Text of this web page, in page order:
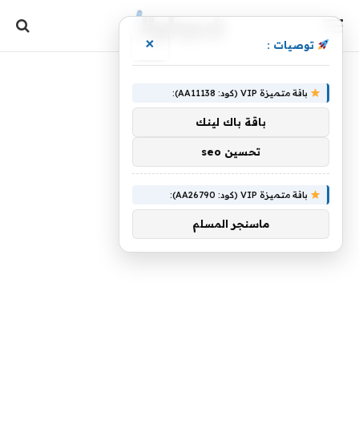
توصيات : ×
باقة متميزة VIP (كود: AA11138):
باقة باك لينك
تحسين seo
باقة متميزة VIP (كود: AA26790):
ماسنجر المسلم